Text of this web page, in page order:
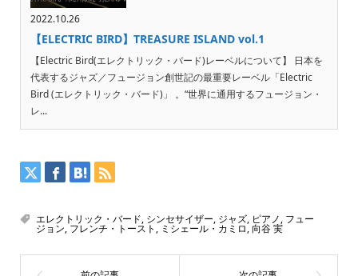
2022.10.26
【ELECTRIC BIRD】TREASURE ISLAND vol.1
【Electric Bird(エレクトリック・バード)レーベルについて】 日本を
代表するジャズ／フュージョン創世記の最重要レーベル「Electric
Bird (エレクトリック・バード)」 。“世界に通用するフュージョン・
レ...
エレクトリック・バード, シンセサイザー, ジャズ, ピアノ, フュー
ジョン,フレンチ・トースト , ミシェール・カミロ,向谷 実